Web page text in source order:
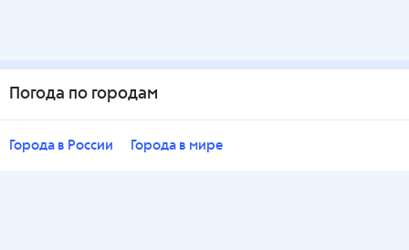
Погода по городам
Города в России Города в мире